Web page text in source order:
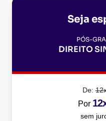
Seja
PÓS-
DIREITO
De:
Por
sem